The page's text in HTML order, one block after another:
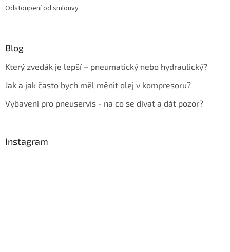
Odstoupení od smlouvy
Blog
Který zvedák je lepší – pneumatický nebo hydraulický?
Jak a jak často bych měl měnit olej v kompresoru?
Vybavení pro pneuservis - na co se dívat a dát pozor?
Instagram